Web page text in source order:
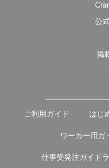
公
掲
ご利用ガイド はじ
ワーカー用ガ
仕事受発注ガイド